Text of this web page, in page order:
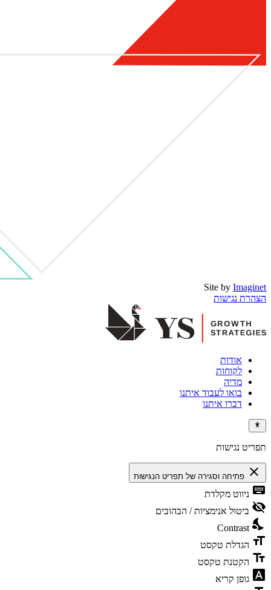
Site by Imaginet
הצהרת נגישות
אודות
לקוחות
מדיה
בואו לעבוד איתנו
דברו איתנו
תפריט נגישות
close פתיחה וסגירה של תפריט הנגישות
keyboard ניווט מקלדת
visibility_off ביטול אנימציות / הבהובים
nights_stay
Contrast
format_size הגדלת טקסט
text_fields הקטנת טקסט
font_download גופן קריא